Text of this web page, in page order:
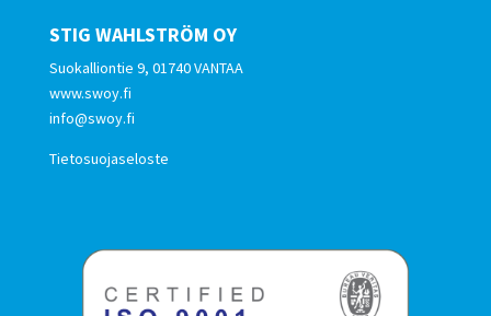
STIG WAHLSTRÖM OY
Suokalliontie 9, 01740 VANTAA
www.swoy.fi
info@swoy.fi
Tietosuojaseloste